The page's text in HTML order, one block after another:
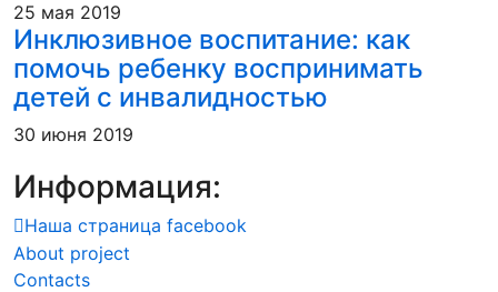
25 мая 2019
Инклюзивное воспитание: как
помочь ребенку воспринимать
детей с инвалидностью
30 июня 2019
Информация:
Наша страница facebook
About project
Contacts